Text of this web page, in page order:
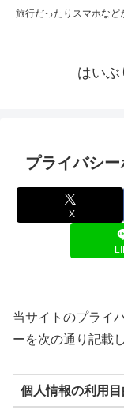
旅行だったりスマホなど
はい
プライバシ
X
当サイトのプライ
ーを次の通り記載
個人情報の利用